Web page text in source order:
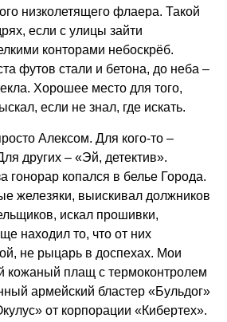
низколетящего флаера. Такой
если с улицы зайти
конторами небоскрёб.
футов стали и бетона, до неба –
Хорошее место для того,
если не знал, где искать.
Алексом. Для кого-то –
других – «Эй, детектив».
гонорар копался в белье Города.
железяки, выискивал должников
искал прошивки,
находил то, что от них
не рыцарь в доспехах. Мои
кожаный плащ с термоконтролем
армейский бластер «Бульдог»
от корпорации «Кибертех».